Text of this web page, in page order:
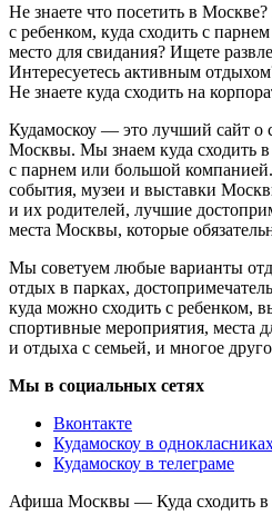
Не знаете что посетить в
с ребенком, куда сходить с
место для свидания? Ищете
Интересуетесь активным
Не знаете куда сходить на
Кудамоскоу — это лучший сайт о
Москвы. Мы знаем куда сходить
с парнем или большой
события, музеи и выставки
и их родителей, лучшие
места Москвы, которые
Мы советуем любые варианты
отдых в парках,
куда можно сходить с ребенком,
спортивные мероприятия, места
и отдыха с семьей, и многое
Мы в социальных сетях
Вконтакте
Кудамоскоу в
Кудамоскоу в телеграме
Афиша Москвы — Куда сходить в